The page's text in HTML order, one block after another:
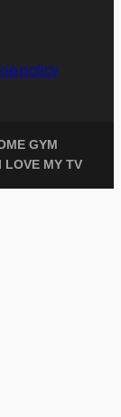
policy
GYM
I LOVE MY TV